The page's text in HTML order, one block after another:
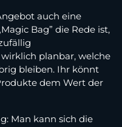
auch eine
Bag” die Rede ist,
planbar, welche
bleiben. Ihr könnt
dem Wert der
Man kann sich die